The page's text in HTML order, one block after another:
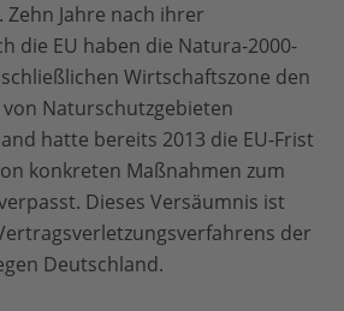
Jahre nach ihrer
die EU haben die Natura-2000-
Wirtschaftszone den
Naturschutzgebieten
hatte bereits 2013 die EU-Frist
konkreten Maßnahmen zum
Dieses Versäumnis ist
der
Deutschland.